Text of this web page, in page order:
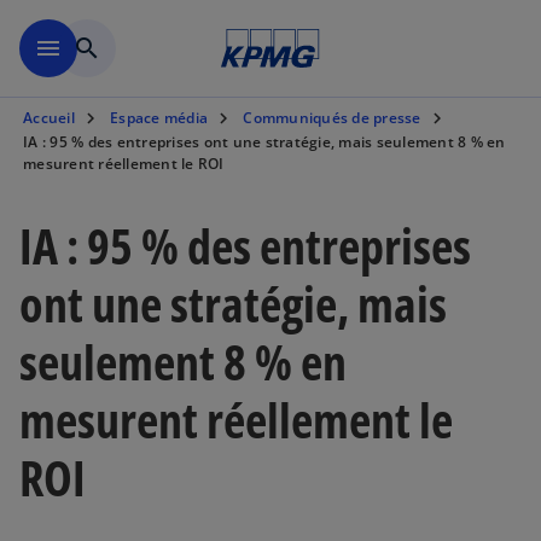
menu search
Accueil Espace média
Communiqués de presse
IA : 95 % des entreprises ont une stratégie, mais seulement 8 % en
mesurent réellement le ROI
IA : 95 % des entreprises
ont une stratégie, mais
seulement 8 % en
mesurent réellement le
ROI